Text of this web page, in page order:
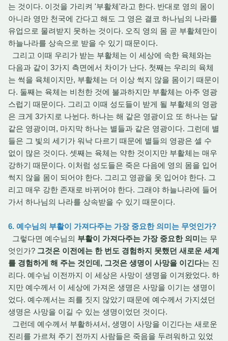
는 것이다. 이것을 가리켜 '부활체'라고 한다. 반대로 영의 몸이
아니라 영만 천국에 간다고 해도 그 영은 결코 하나님의 나라를
유업으로 물려받지 못하는 것이다. 오직 영의 몸 곧 부활체만이
하늘나라를 상속으로 받을 수 있기 때문이다.
그리고 이때 우리가 받는 부활체는 이 세상에 속한 육체와는
다음과 같이 3가지 측면에서 차이가 난다. 첫째는 우리의 육체
는 썩을 육체이지만, 부활체는 더 이상 썩지 않을 몸이기 때문이
다. 둘째는 육체는 비천한 것에 불과하지만 부활체는 아주 영광
스럽기 때문이다. 그리고 이때 성도들이 받게 될 부활체의 영광
은 크게 3가지로 나뉜다. 하나는 해 같은 영광이요 또 하나는 달
같은 영광이며, 마지막 하나는 별들과 같은 영광이다. 그런데 별
들은 그 빛의 세기가 워낙 다르기 때문에 별들의 영광은 셀 수
없이 많은 것이다. 셋째는 육체는 약한 것이지만 부활체는 매우
강하기 때문이다. 이처럼 성도들은 죽은 다음에 영의 몸을 입어
썩지 않을 몸이 되어야 한다. 그리고 영광을 옷 입어야 한다. 그
리고 매우 강한 존재로 바뀌어야 한다. 그래야 하늘나라에 들어
가서 하나님의 나라를 상속받을 수 있기 때문이다.
6. 예수님의 부활이 가져다주는 가장 중요한 의미는 무엇인가?
그렇다면 예수님의 부활이 가져다주는 가장 중요한 의미는 무
엇인가? 그것은 이전에는 한 번도 경험하지 못했던 새로운 세계
를 경험하게 해 주는 것인데, 그것은 생명이 사망을 이긴다는 진
리다. 예수님 이전까지 이 세상은 사망이 생명을 이겨왔었다. 하
지만 예수께서 이 세상에 가져온 생명은 사망을 이기는 생명이
었다. 예수께서는 죄를 짓지 않았기 때문에 예수께서 가지셨던
생명은 사망을 이길 수 있는 생명이었던 것이다.
그런데 예수께서 부활하셔서, 생명이 사망을 이긴다는 새로운
진리를 가르쳐 주기 전까지 사람들은 죽음을 두려워하고 있었